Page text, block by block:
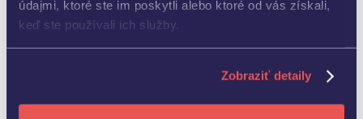
údajmi, ktoré ste im poskytli alebo ktoré od vás získali,
keď ste používali ich služby.
Zobraziť detaily